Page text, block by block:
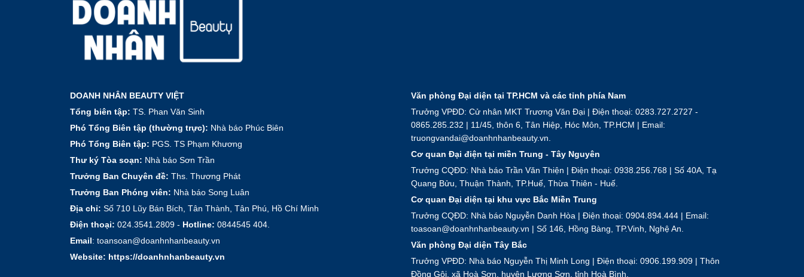
DOANH NHÂN BEAUTY VIỆT
Tổng biên tập: TS. Phan Văn Sinh
Phó Tổng Biên tập (thường trực): Nhà báo Phúc Biên
Phó Tổng Biên tập: PGS. TS Phạm Khương
Thư ký Tòa soạn: Nhà báo Sơn Trần
Trưởng Ban Chuyên đề: Ths. Thương Phát
Trưởng Ban Phóng viên: Nhà báo Song Luân
Địa chỉ: Số 710 Lũy Bán Bích, Tân Thành, Tân Phú, Hồ Chí Minh
Điện thoại: 024.3541.2809 - Hotline: 0844545 404.
Email: toansoan@doanhnhanbeauty.vn
Website: https://doanhnhanbeauty.vn
Văn phòng Đại diện tại TP.HCM và các tỉnh phía Nam
Trưởng VPĐD: Cử nhân MKT Trương Văn Đại | Điện thoại: 0283.727.2727 -
0865.285.232 | 11/45, thôn 6, Tân Hiệp, Hóc Môn, TP.HCM | Email:
truongvandai@doanhnhanbeauty.vn.
Cơ quan Đại điện tại miền Trung - Tây Nguyên
Trưởng CQĐD: Nhà báo Trần Văn Thiện | Điện thoại: 0938.256.768 | Số 40A, Tạ
Quang Bửu, Thuận Thành, TP.Huế, Thừa Thiên - Huế.
Cơ quan Đại diện tại khu vực Bắc Miền Trung
Trưởng CQĐD: Nhà báo Nguyễn Danh Hòa | Điện thoại: 0904.894.444 | Email:
toasoan@doanhnhanbeauty.vn | Số 146, Hồng Bàng, TP.Vinh, Nghệ An.
Văn phòng Đại diện Tây Bắc
Trưởng VPĐD: Nhà báo Nguyễn Thị Minh Long | Điện thoại: 0906.199.909 | Thôn
Đồng Gội, xã Hoà Sơn, huyện Lương Sơn, tỉnh Hoà Bình.